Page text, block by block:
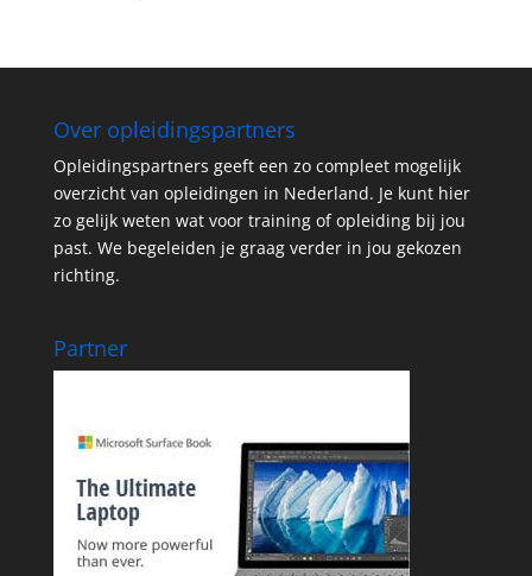
Over opleidingspartners
Opleidingspartners geeft een zo compleet mogelijk
overzicht van opleidingen in Nederland. Je kunt hier
zo gelijk weten wat voor training of opleiding bij jou
past. We begeleiden je graag verder in jou gekozen
richting.
Partner